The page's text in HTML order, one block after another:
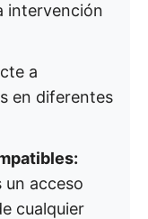
intervención
a
en diferentes
un acceso
cualquier